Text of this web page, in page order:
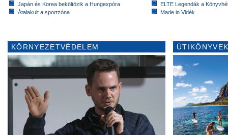
Japán és Korea beköltözik a Hungexpóra
Átalakult a sportzóna
ELTE Legendák a
Made in Vidék
KÖRNYEZETVÉDELEM